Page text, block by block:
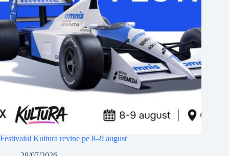
Festivalul Kultura revine pe 8–9 august